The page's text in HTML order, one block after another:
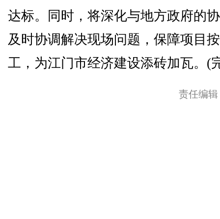
达标。同时，将深化与地方政府的
及时协调解决现场问题，保障项目
工，为江门市经济建设添砖加瓦。(
责任编